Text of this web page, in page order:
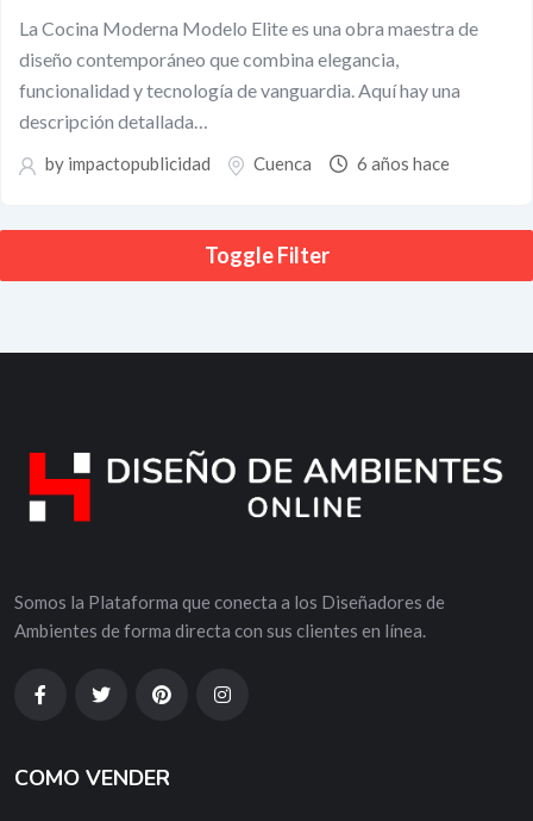
La Cocina Moderna Modelo Elite es una obra maestra de
diseño contemporáneo que combina elegancia,
funcionalidad y tecnología de vanguardia. Aquí hay una
descripción detallada…
by impactopublicidad Cuenca 6 años hace
Toggle Filter
Somos la Plataforma que conecta a los Diseñadores de
Ambientes de forma directa con sus clientes en línea.
COMO VENDER